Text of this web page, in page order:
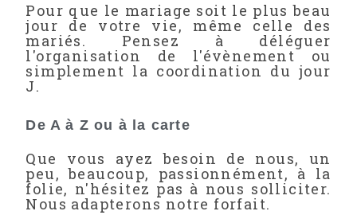
Pour que le mariage soit le plus beau
jour de votre vie, même celle des
mariés. Pensez à déléguer
l'organisation de l'évènement ou
simplement la coordination du jour
J.
De A à Z ou à la carte
Que vous ayez besoin de nous, un
peu, beaucoup, passionnément, à la
folie, n'hésitez pas à nous solliciter.
Nous adapterons notre forfait.